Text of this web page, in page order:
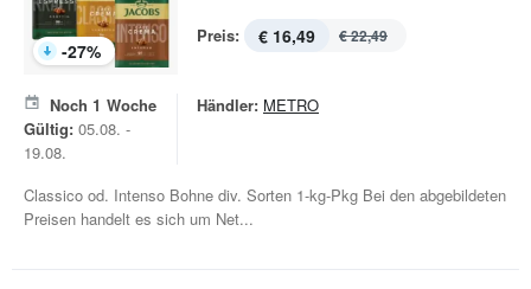
-27%
Preis: € 16,49 € 22,49
Noch 1 Woche
Gültig: 05.08. -
19.08.
Händler: METRO
Classico od. Intenso Bohne div. Sorten 1-kg-Pkg Bei den abgebildeten
Preisen handelt es sich um Net...